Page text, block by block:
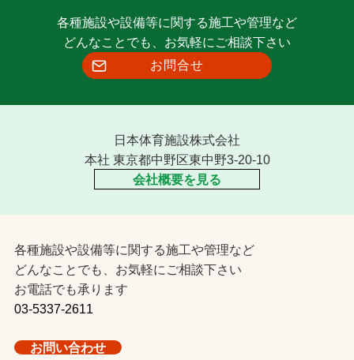
各種施設や設備等に関する施工や管理など
どんなことでも、お気軽にご相談下さい
お問合せ
日本体育施設株式会社
本社 東京都中野区東中野3-20-10
会社概要を見る
各種施設や設備等に関する施工や管理など
どんなことでも、お気軽にご相談下さい
お電話でも承ります
03-5337-2611
お問い合わせ